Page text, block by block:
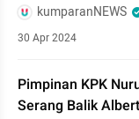
kumparanNEWS
30 Apr 2024
Pimpinan KPK
Serang Balik